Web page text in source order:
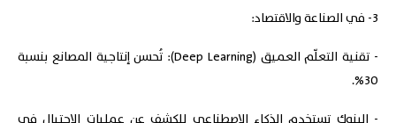
3- في الصناعة والاقتصاد:
- تقنية التعلّم العميق (Deep Learning): تُحسن إنتاجية المصانع بنسبة
30%.